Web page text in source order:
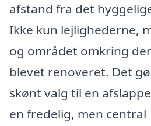
afstand fra det
Ikke kun lejlighederne,
og området omkring
blevet renoveret. Det
skønt valg til en
en fredelig, men central